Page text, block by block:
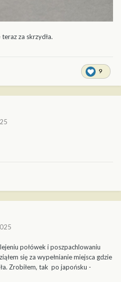
za skrzydła.
9
połówek i poszpachlowaniu
się za wypełnianie miejsca gdzie
Zrobiłem, tak po japońsku -